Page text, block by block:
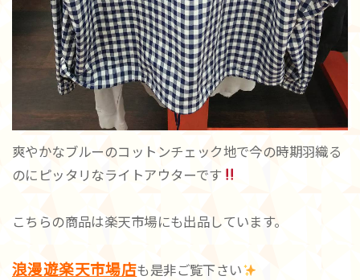
爽やかなブルーのコットンチェック地で今の時期羽織る
のにピッタリなライトアウターです
こちらの商品は楽天市場にも出品しています。
浪漫遊楽天市場店も是非ご覧下さい